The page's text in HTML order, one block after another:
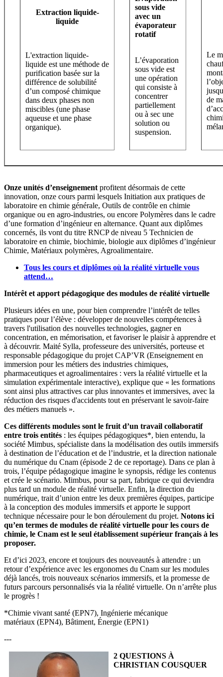
Extraction liquide-
liquide
L'extraction liquide-
liquide est une méthode de
purification basée sur la
différence de solubilité
d’un composé chimique
dans deux phases non
miscibles (une phase
aqueuse et une phase
organique).
sous vide
avec un
évaporateur
rotatif
L’évaporation
sous vide est
une opération
qui consiste à
concentrer
partiellement
ou à sec une
solution ou
suspension.
Le
de
Onze unités d’enseignement profitent désormais de cette
innovation, onze cours parmi lesquels Initiation aux pratiques de
laboratoire en chimie générale, Outils de contrôle en chimie
organique ou en agro-industries, ou encore Polymères dans le cadre
d’une formation d’ingénieur en alternance. Quant aux diplômes
concernés, ils vont du titre RNCP de niveau 5 Technicien de
laboratoire en chimie, biochimie, biologie aux diplômes d’ingénieur
Chimie, Matériaux polymères, Agroalimentaire.
Tous les cours et diplômes où la réalité virtuelle vous
attend…
Intérêt et apport pédagogique des modules de réalité virtuelle
Plusieurs idées en une, pour bien comprendre l’intérêt de telles
pratiques pour l’élève : développer de nouvelles compétences à
travers l'utilisation des nouvelles technologies, gagner en
concentration, en mémorisation, et favoriser le plaisir à apprendre et
à découvrir. Maité Sylla, professeure des universités, porteuse et
responsable pédagogique du projet CAP’VR (Enseignement en
immersion pour les métiers des industries chimiques,
pharmaceutiques et agroalimentaires : vers la réalité virtuelle et la
simulation expérimentale interactive), explique que « les formations
sont ainsi plus attractives car plus innovantes et immersives, avec la
réduction des risques d'accidents tout en préservant le savoir-faire
des métiers manuels ».
Ces différents modules sont le fruit d’un travail collaboratif
entre trois entités : les équipes pédagogiques*, bien entendu, la
société Mimbus, spécialiste dans la modélisation des outils immersifs
à destination de l’éducation et de l’industrie, et la direction nationale
du numérique du Cnam (épisode 2 de ce reportage). Dans ce plan à
trois, l’équipe pédagogique imagine le synopsis, rédige les contenus
et crée le scénario. Mimbus, pour sa part, fabrique ce qui deviendra
plus tard un module de réalité virtuelle. Enfin, la direction du
numérique, trait d’union entre les deux premières équipes, participe
à la conception des modules immersifs et apporte le support
technique nécessaire pour le bon déroulement du projet. Notons ici
qu’en termes de modules de réalité virtuelle pour les cours de
chimie, le Cnam est le seul établissement supérieur français à les
proposer.
Et d’ici 2023, encore et toujours des nouveautés à attendre : un
retour d’expérience avec les ergonomes du Cnam sur les modules
déjà lancés, trois nouveaux scénarios immersifs, et la promesse de
futurs parcours personnalisés via la réalité virtuelle. On n’arrête plus
le progrès !
*Chimie vivant santé (EPN7), Ingénierie mécanique
matériaux (EPN4), Bâtiment, Énergie (EPN1)
---
2 QUESTIONS À
CHRISTIAN COUSQUER